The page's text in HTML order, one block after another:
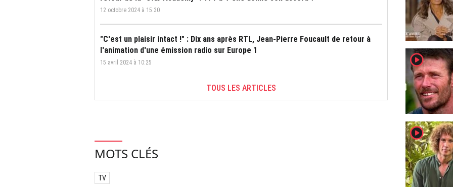
12 octobre 2024 à 15:30
"C'est un plaisir intact !" : Dix ans après RTL, Jean-Pierre Foucault de retour à
l'animation d'une émission radio sur Europe 1
15 avril 2024 à 10:25
TOUS LES ARTICLES
MOTS CLÉS
TV
player2
player2